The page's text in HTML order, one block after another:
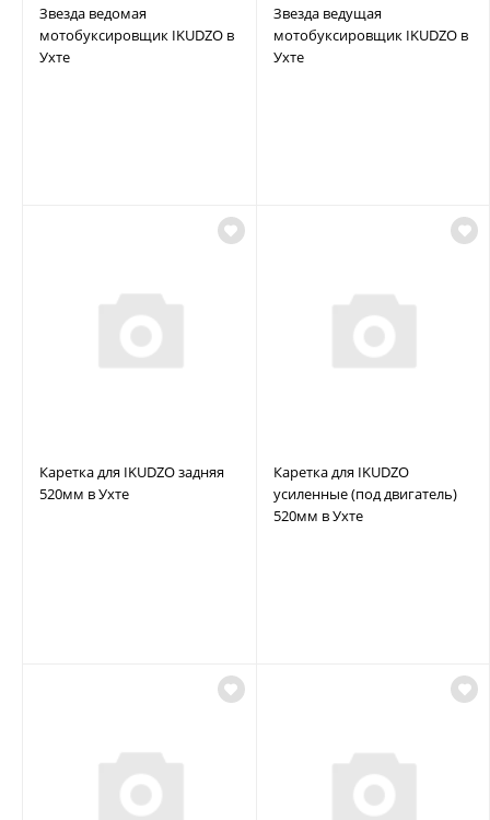
Звезда ведомая
мотобуксировщик IKUDZO в
Ухте
Звезда ведущая
мотобуксировщик IKUDZO в
Ухте
Каретка для IKUDZO задняя
520мм в Ухте
Каретка для IKUDZO
усиленные (под двигатель)
520мм в Ухте